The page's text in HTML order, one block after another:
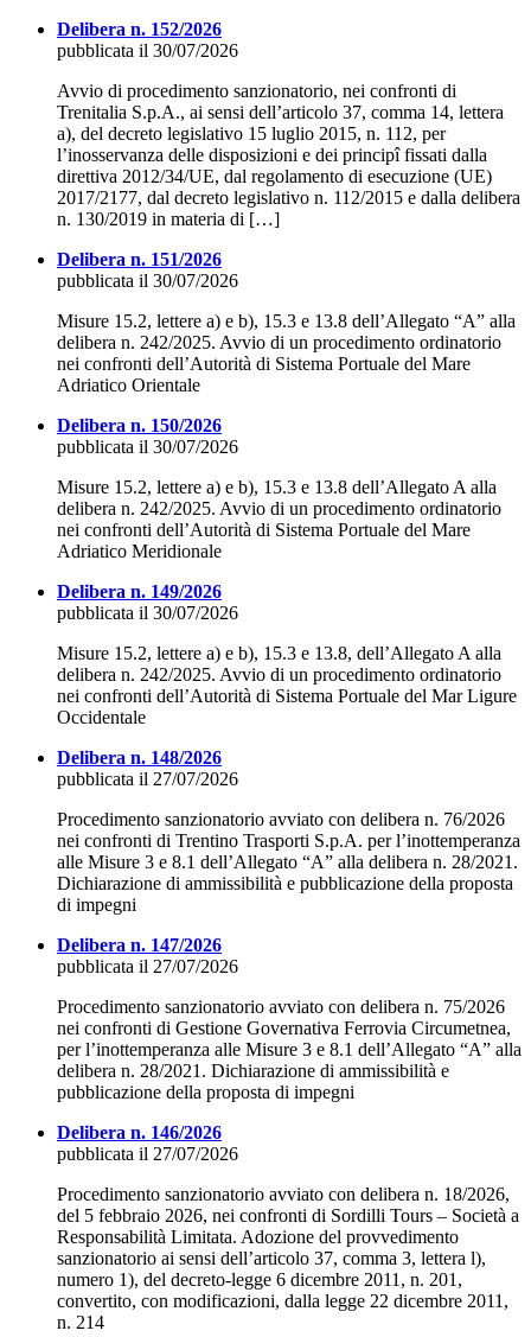
Delibera n. 152/2026
pubblicata il 30/07/2026
Avvio di procedimento sanzionatorio, nei confronti di
Trenitalia S.p.A., ai sensi dell’articolo 37, comma 14, lettera
a), del decreto legislativo 15 luglio 2015, n. 112, per
l’inosservanza delle disposizioni e dei principî fissati dalla
direttiva 2012/34/UE, dal regolamento di esecuzione (UE)
2017/2177, dal decreto legislativo n. 112/2015 e dalla delibera
n. 130/2019 in materia di […]
Delibera n. 151/2026
pubblicata il 30/07/2026
Misure 15.2, lettere a) e b), 15.3 e 13.8 dell’Allegato “A” alla
delibera n. 242/2025. Avvio di un procedimento ordinatorio
nei confronti dell’Autorità di Sistema Portuale del Mare
Adriatico Orientale
Delibera n. 150/2026
pubblicata il 30/07/2026
Misure 15.2, lettere a) e b), 15.3 e 13.8 dell’Allegato A alla
delibera n. 242/2025. Avvio di un procedimento ordinatorio
nei confronti dell’Autorità di Sistema Portuale del Mare
Adriatico Meridionale
Delibera n. 149/2026
pubblicata il 30/07/2026
Misure 15.2, lettere a) e b), 15.3 e 13.8, dell’Allegato A alla
delibera n. 242/2025. Avvio di un procedimento ordinatorio
nei confronti dell’Autorità di Sistema Portuale del Mar Ligure
Occidentale
Delibera n. 148/2026
pubblicata il 27/07/2026
Procedimento sanzionatorio avviato con delibera n. 76/2026
nei confronti di Trentino Trasporti S.p.A. per l’inottemperanza
alle Misure 3 e 8.1 dell’Allegato “A” alla delibera n. 28/2021.
Dichiarazione di ammissibilità e pubblicazione della proposta
di impegni
Delibera n. 147/2026
pubblicata il 27/07/2026
Procedimento sanzionatorio avviato con delibera n. 75/2026
nei confronti di Gestione Governativa Ferrovia Circumetnea,
per l’inottemperanza alle Misure 3 e 8.1 dell’Allegato “A” alla
delibera n. 28/2021. Dichiarazione di ammissibilità e
pubblicazione della proposta di impegni
Delibera n. 146/2026
pubblicata il 27/07/2026
Procedimento sanzionatorio avviato con delibera n. 18/2026,
del 5 febbraio 2026, nei confronti di Sordilli Tours – Società a
Responsabilità Limitata. Adozione del provvedimento
sanzionatorio ai sensi dell’articolo 37, comma 3, lettera l),
numero 1), del decreto-legge 6 dicembre 2011, n. 201,
convertito, con modificazioni, dalla legge 22 dicembre 2011,
n. 214